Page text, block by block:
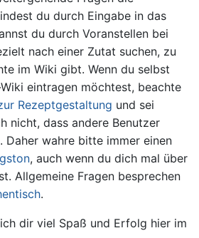
du durch Eingabe in das
du durch Voranstellen bei
nach einer Zutat suchen, zu
im Wiki gibt. Wenn du selbst
eintragen möchtest, beachte
Rezeptgestaltung und sei
nicht, dass andere Benutzer
Daher wahre bitte immer einen
, auch wenn du dich mal über
Allgemeine Fragen besprechen
.
dir viel Spaß und Erfolg hier im